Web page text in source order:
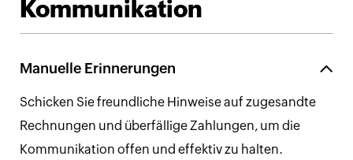
Kommunikation
Manuelle Erinnerungen
Schicken Sie freundliche Hinweise auf zugesandte
Rechnungen und überfällige Zahlungen, um die
Kommunikation offen und effektiv zu halten.